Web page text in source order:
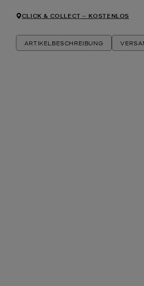
CLICK & COLLECT ‒ KOSTENLOS
ARTIKELBESCHREIBUNG